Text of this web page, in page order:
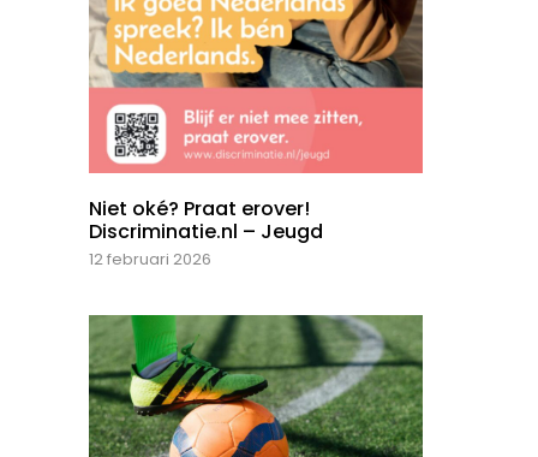
Niet oké? Praat erover!
Discriminatie.nl – Jeugd
12 februari 2026